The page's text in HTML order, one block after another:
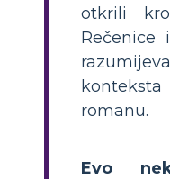
otkrili
Rečenice
romanu.
Evo